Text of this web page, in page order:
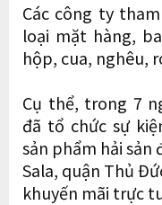
Các công ty
loại mặt hàng,
hộp, cua, nghêu,
Cụ thể, trong 7
đã tổ chức sự
sản phẩm hải sản
Sala, quận Thủ
khuyến mãi trực